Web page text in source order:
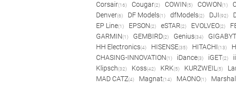
Corsair(16) Cougar(2) COWIN(5) COWON(1)
Denver(6) DF Models(1) dfModels(2) DJI(92)
EP Line(1) EPSON(2) eSTAR(2) EVOLVEO(2)
GARMIN(1) GEMBIRD(2) Genius(34)
HH Electronics(4) HISENSE(35) HITACHI(13)
CHASING-INNOVATION(1) iDance(3) iGET(2)
Klipsch(32) Koss(42) KRK(5) KURZWEIL(5)
MAD CATZ(4) Magnat(14) MAONO(1) Marshall